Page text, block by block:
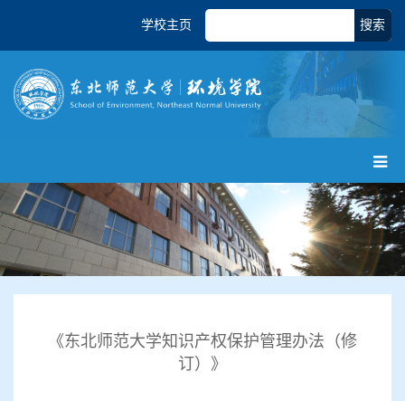
搜索
学校主页
《东北师范大学知识产权保护管理办法（修
订）》